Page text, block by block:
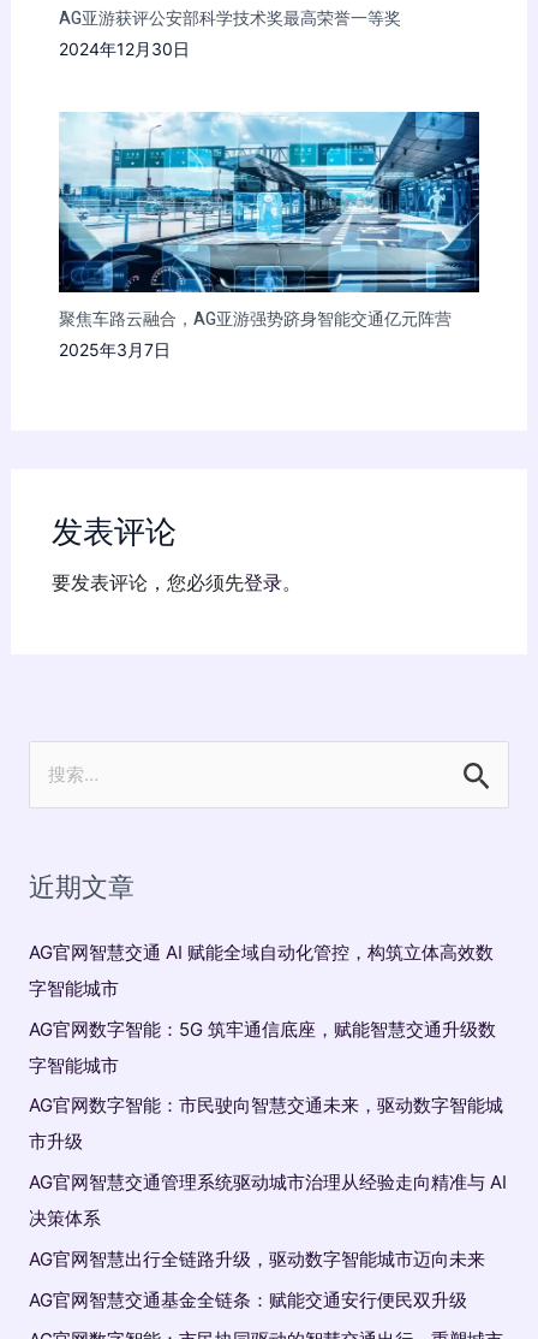
AG亚游获评公安部科学技术奖最高荣誉一等奖
2024年12月30日
聚焦车路云融合，AG亚游强势跻身智能交通亿元阵营
2025年3月7日
发表评论
要发表评论，您必须先登录。
近期文章
AG官网智慧交通 AI 赋能全域自动化管控，构筑立体高效数
字智能城市
AG官网数字智能：5G 筑牢通信底座，赋能智慧交通升级数
字智能城市
AG官网数字智能：市民驶向智慧交通未来，驱动数字智能城
市升级
AG官网智慧交通管理系统驱动城市治理从经验走向精准与 AI
决策体系
AG官网智慧出行全链路升级，驱动数字智能城市迈向未来
AG官网智慧交通基金全链条：赋能交通安行便民双升级